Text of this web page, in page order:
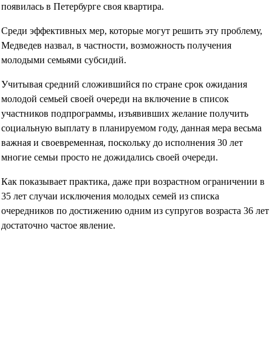
появилась в Петербурге своя квартира.
Среди эффективных мер, которые могут решить эту проблему,
Медведев назвал, в частности, возможность получения
молодыми семьями субсидий.
Учитывая средний сложившийся по стране срок ожидания
молодой семьей своей очереди на включение в список
участников подпрограммы, изъявивших желание получить
социальную выплату в планируемом году, данная мера весьма
важная и своевременная, поскольку до исполнения 30 лет
многие семьи просто не дожидались своей очереди.
Как показывает практика, даже при возрастном ограничении в
35 лет случаи исключения молодых семей из списка
очередников по достижению одним из супругов возраста 36 лет
достаточно частое явление.